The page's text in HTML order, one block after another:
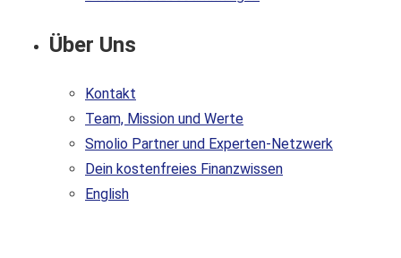
Über Uns
Kontakt
Team, Mission und Werte
Smolio Partner und Experten-Netzwerk
Dein kostenfreies Finanzwissen
English